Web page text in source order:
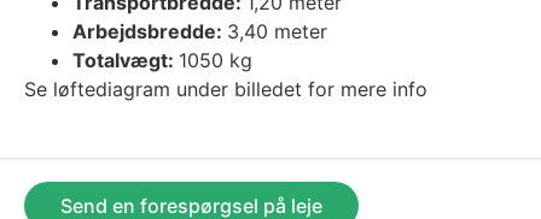
Arbejdsbredde: 3,40 meter
Totalvægt: 1050 kg
Se løftediagram under billedet for mere info
Send en forespørgsel på leje